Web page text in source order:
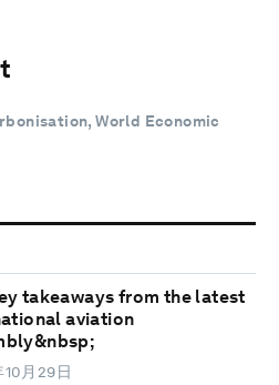
World Economic
takeaways from the latest
aviation
月29日